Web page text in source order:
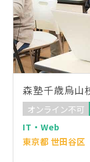
森塾千歳烏山
オンライン不可
IT・Web
東京都 世田谷区